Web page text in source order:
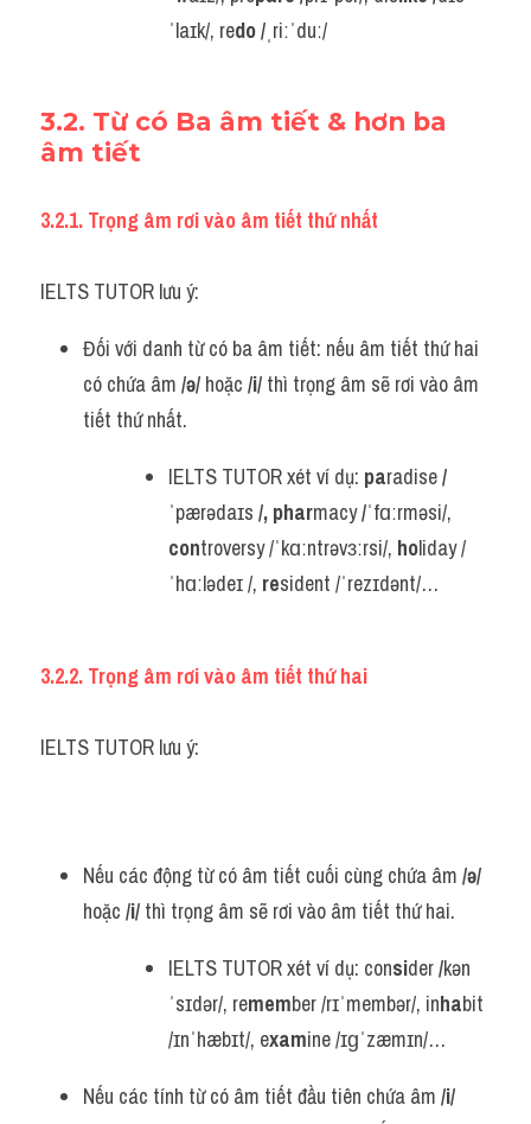
ˈlaɪk/, redo / ˌriːˈduː/
3.2. Từ có Ba âm tiết & hơn ba
âm tiết
3.2.1. Trọng âm rơi vào âm tiết thứ nhất
IELTS TUTOR lưu ý:
Đối với danh từ có ba âm tiết: nếu âm tiết thứ hai
có chứa âm /ə/ hoặc /i/ thì trọng âm sẽ rơi vào âm
tiết thứ nhất.
IELTS TUTOR xét ví dụ: paradise /
ˈpærədaɪs /, pharmacy /
controversy /ˈkɑːntrəvɜːrsi/, holiday /
ˈhɑːlədeɪ /, resident /ˈrezɪdənt/…
3.2.2. Trọng âm rơi vào âm tiết thứ hai
IELTS TUTOR lưu ý:
Nếu các động từ có âm tiết cuối cùng chứa âm /ə/
hoặc /i/ thì trọng âm sẽ rơi vào âm tiết thứ hai.
IELTS TUTOR xét ví dụ: consider /kən
ˈsɪdər/, remember /rɪˈmembər/, inhabit
/ɪnˈhæbɪt/, examine /ɪɡˈzæmɪn/…
Nếu các tính từ có âm tiết đầu tiên chứa âm /i/